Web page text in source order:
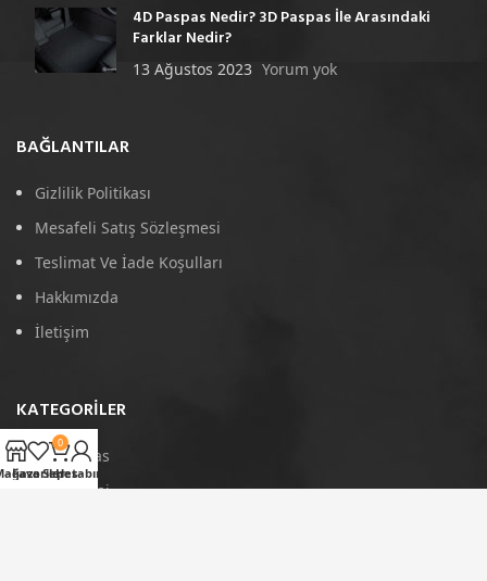
4D Paspas Nedir? 3D Paspas İle Arasındaki
Farklar Nedir?
13 Ağustos 2023 Yorum yok
BAĞLANTILAR
Gizlilik Politikası
Mesafeli Satış Sözleşmesi
Teslimat Ve İade Koşulları
Hakkımızda
İletişim
KATEGORILER
4D Paspas
Port Bagaj
Favoriler
0
Sepet
Hesabım